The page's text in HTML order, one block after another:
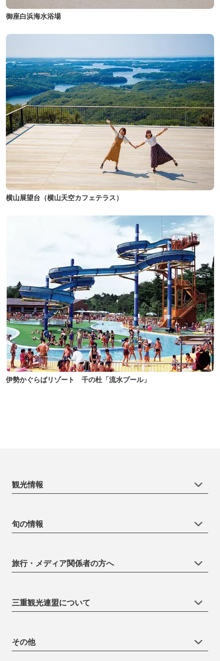
御座白浜海水浴場
横山展望台（横山天空カフェテラス）
伊勢かぐらばリゾート 千の杜「流水プール」
観光情報
旬の情報
旅行・メディア関係者の方へ
三重観光連盟について
その他